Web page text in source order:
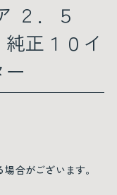
２．５
正１０イ
合がございます。